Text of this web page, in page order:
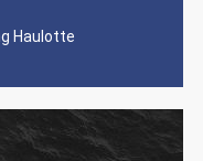
Haulotte